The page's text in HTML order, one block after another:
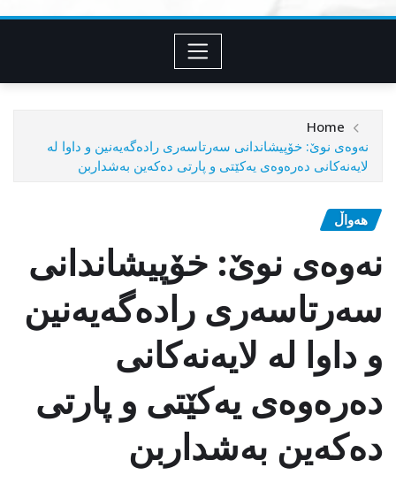
Home
نەوەی نوێ: خۆپیشاندانی سەرتاسەری رادەگەیەنین و داوا لە
لایەنەکانی دەرەوەی یەکێتی و پارتی دەکەین بەشداربن
هەواڵ
نەوەی نوێ: خۆپیشاندانی
سەرتاسەری رادەگەیەنین
و داوا لە لایەنەکانی
دەرەوەی یەکێتی و پارتی
دەکەین بەشداربن